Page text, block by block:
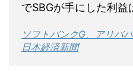
でSBGが手にした利益
ソフトバンクG、アリ
日本経済新聞